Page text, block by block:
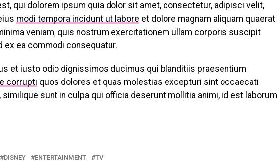
qui dolorem ipsum quia dolor sit amet, consectetur, adipisci velit,
modi tempora incidunt ut labore et dolore magnam aliquam quaerat
veniam, quis nostrum exercitationem ullam corporis suscipit
ex ea commodi consequatur.
et iusto odio dignissimos ducimus qui blanditiis praesentium
corrupti quos dolores et quas molestias excepturi sint occaecati
sunt in culpa qui officia deserunt mollitia animi, id est laborum
DISNEY ENTERTAINMENT TV